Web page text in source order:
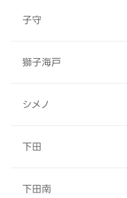
子守
獅子海戸
シメノ
下田
下田南